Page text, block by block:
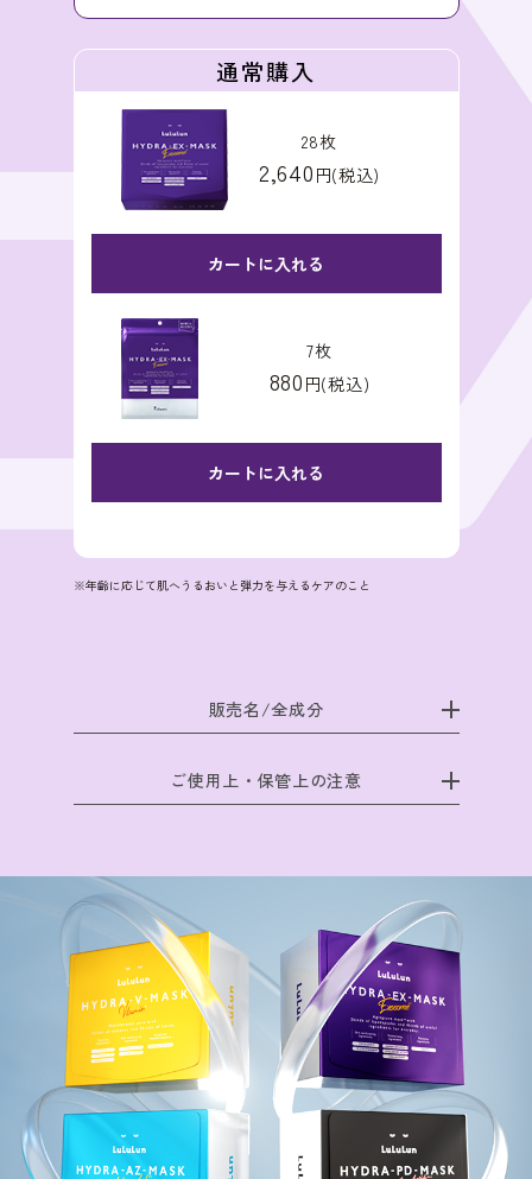
通常購入
28枚
2,640 円(税込)
カートに入れる
7枚
880 円(税込)
カートに入れる
※年齢に応じて肌へうるおいと弾力を与えるケアのこと
販売名/全成分
ご使用上・保管上の注意